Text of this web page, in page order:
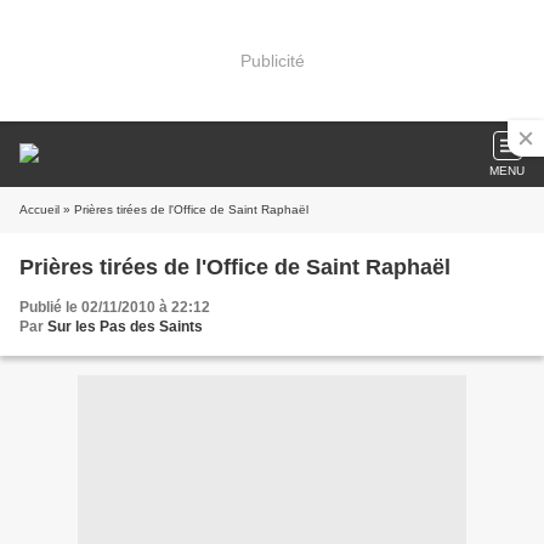
Publicité
MENU
Accueil » Prières tirées de l'Office de Saint Raphaël
Prières tirées de l'Office de Saint Raphaël
Publié le 02/11/2010 à 22:12
Par Sur les Pas des Saints